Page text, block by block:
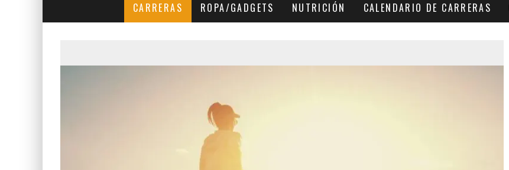
CARRERAS ROPA/GADGETS NUTRICIÓN CALENDARIO DE CARRERAS